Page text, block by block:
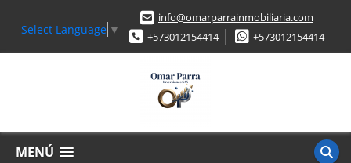
Select Language ▼
info@omarparrainmobiliaria.com
+573012154414
+573012154414
MENÚ